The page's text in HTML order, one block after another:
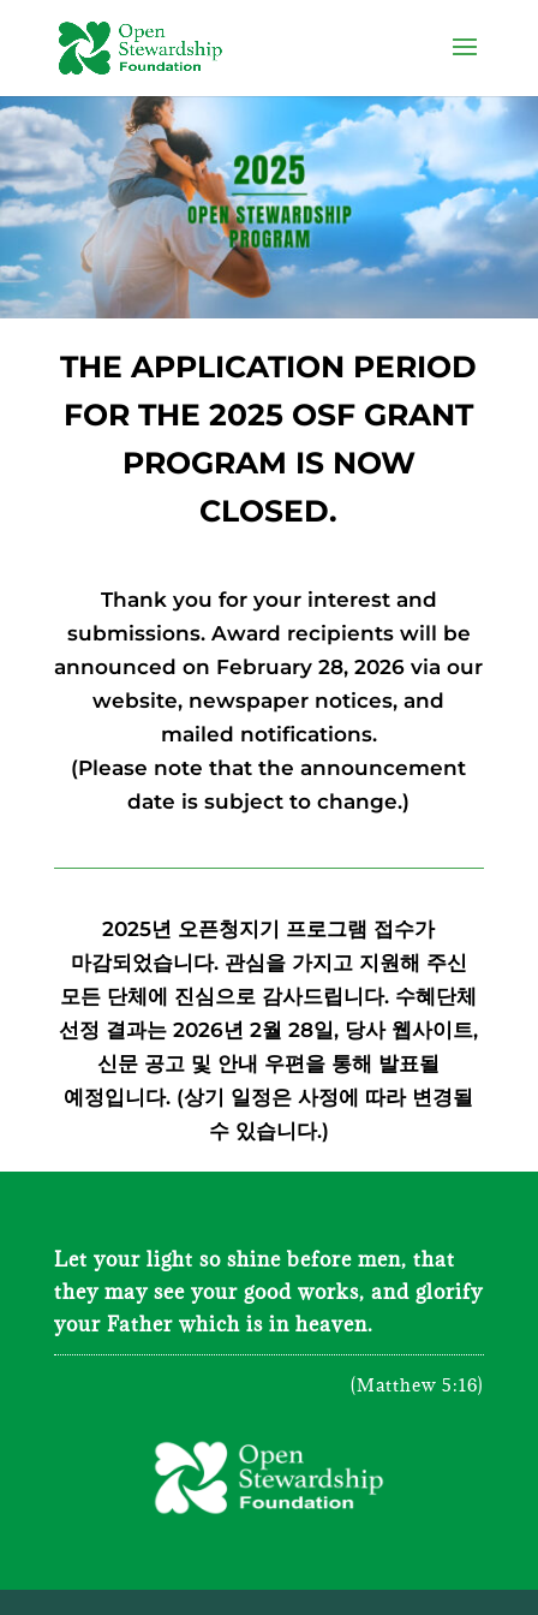
THE APPLICATION PERIOD
FOR THE 2025 OSF GRANT
PROGRAM IS NOW
CLOSED.
Thank you for your interest and
submissions. Award recipients will be
announced on February 28, 2026 via our
website, newspaper notices, and
mailed notifications.
(Please note that the announcement
date is subject to change.)
2025년 오픈청지기 프로그램 접수가
마감되었습니다. 관심을 가지고 지원해 주신
모든 단체에 진심으로 감사드립니다. 수혜단체
선정 결과는 2026년 2월 28일, 당사 웹사이트,
신문 공고 및 안내 우편을 통해 발표될
예정입니다. (상기 일정은 사정에 따라 변경될
수 있습니다.)
Let your light so shine before men, that
they may see your good works, and glorify
your Father which is in heaven.
(Matthew 5:16)